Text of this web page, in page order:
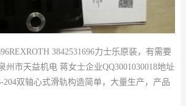
3842531696力士乐原装，有需要
州市天益机电 蒋女士企业QQ3001030018地址
204双轴心式滑轨构造简单，大量生产，产品